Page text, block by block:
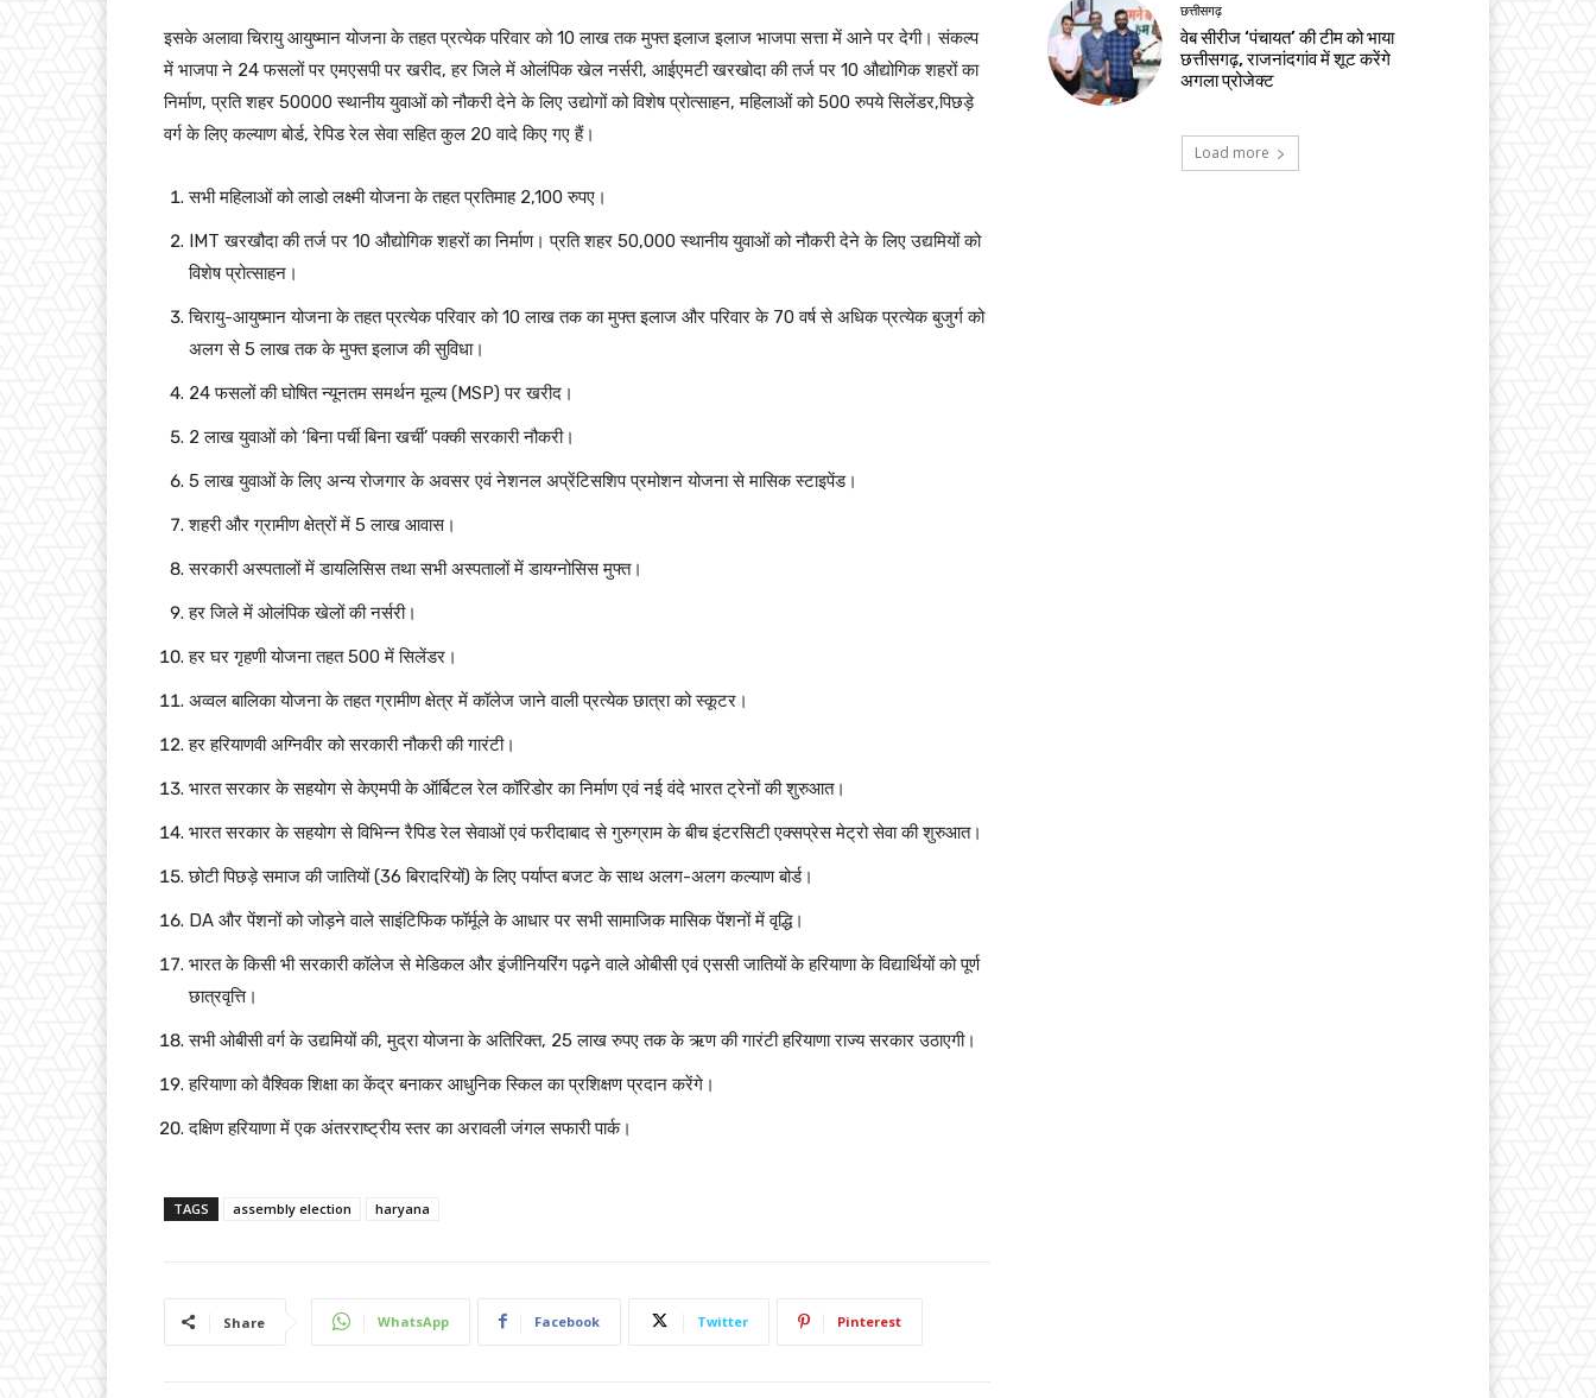
इसके अलावा चिरायु आयुष्मान योजना के तहत प्रत्येक परिवार को 10 लाख तक मुफ्त इलाज इलाज भाजपा सत्ता में आने पर देगी। संकल्प
में भाजपा ने 24 फसलों पर एमएसपी पर खरीद, हर जिले में ओलंपिक खेल नर्सरी, आईएमटी खरखोदा की तर्ज पर 10 औद्योगिक शहरों का
निर्माण, प्रति शहर 50000 स्थानीय युवाओं को नौकरी देने के लिए उद्योगों को विशेष प्रोत्साहन, महिलाओं को 500 रुपये सिलेंडर,पिछड़े
वर्ग के लिए कल्याण बोर्ड, रेपिड रेल सेवा सहित कुल 20 वादे किए गए हैं।
सभी महिलाओं को लाडो लक्ष्मी योजना के तहत प्रतिमाह 2,100 रुपए।
IMT खरखौदा की तर्ज पर 10 औद्योगिक शहरों का निर्माण। प्रति शहर 50,000 स्थानीय युवाओं को नौकरी देने के लिए उद्यमियों को
विशेष प्रोत्साहन।
चिरायु-आयुष्मान योजना के तहत प्रत्येक परिवार को 10 लाख तक का मुफ्त इलाज और परिवार के 70 वर्ष से अधिक प्रत्येक बुजुर्ग को
अलग से 5 लाख तक के मुफ्त इलाज की सुविधा।
24 फसलों की घोषित न्यूनतम समर्थन मूल्य (MSP) पर खरीद।
2 लाख युवाओं को ‘बिना पर्ची बिना खर्ची’ पक्की सरकारी नौकरी।
5 लाख युवाओं के लिए अन्य रोजगार के अवसर एवं नेशनल अप्रेंटिसशिप प्रमोशन योजना से मासिक स्टाइपेंड।
शहरी और ग्रामीण क्षेत्रों में 5 लाख आवास।
सरकारी अस्पतालों में डायलिसिस तथा सभी अस्पतालों में डायग्नोसिस मुफ्त।
हर जिले में ओलंपिक खेलों की नर्सरी।
हर घर गृहणी योजना तहत 500 में सिलेंडर।
अव्वल बालिका योजना के तहत ग्रामीण क्षेत्र में कॉलेज जाने वाली प्रत्येक छात्रा को स्कूटर।
हर हरियाणवी अग्निवीर को सरकारी नौकरी की गारंटी।
भारत सरकार के सहयोग से केएमपी के ऑर्बिटल रेल कॉरिडोर का निर्माण एवं नई वंदे भारत ट्रेनों की शुरुआत।
भारत सरकार के सहयोग से विभिन्न रैपिड रेल सेवाओं एवं फरीदाबाद से गुरुग्राम के बीच इंटरसिटी एक्सप्रेस मेट्रो सेवा की शुरुआत।
छोटी पिछड़े समाज की जातियों (36 बिरादरियों) के लिए पर्याप्त बजट के साथ अलग-अलग कल्याण बोर्ड।
DA और पेंशनों को जोड़ने वाले साइंटिफिक फॉर्मूले के आधार पर सभी सामाजिक मासिक पेंशनों में वृद्धि।
भारत के किसी भी सरकारी कॉलेज से मेडिकल और इंजीनियरिंग पढ़ने वाले ओबीसी एवं एससी जातियों के हरियाणा के विद्यार्थियों को पूर्ण
छात्रवृत्ति।
सभी ओबीसी वर्ग के उद्यमियों की, मुद्रा योजना के अतिरिक्त, 25 लाख रुपए तक के ऋण की गारंटी हरियाणा राज्य सरकार उठाएगी।
हरियाणा को वैश्विक शिक्षा का केंद्र बनाकर आधुनिक स्किल का प्रशिक्षण प्रदान करेंगे।
दक्षिण हरियाणा में एक अंतरराष्ट्रीय स्तर का अरावली जंगल सफारी पार्क।
TAGS assembly election haryana
Share WhatsApp Facebook Twitter Pinterest
छत्तीसगढ़
वेब सीरीज ‘पंचायत’ की टीम को भाया
छत्तीसगढ़, राजनांदगांव में शूट करेंगे
अगला प्रोजेक्ट
Load more